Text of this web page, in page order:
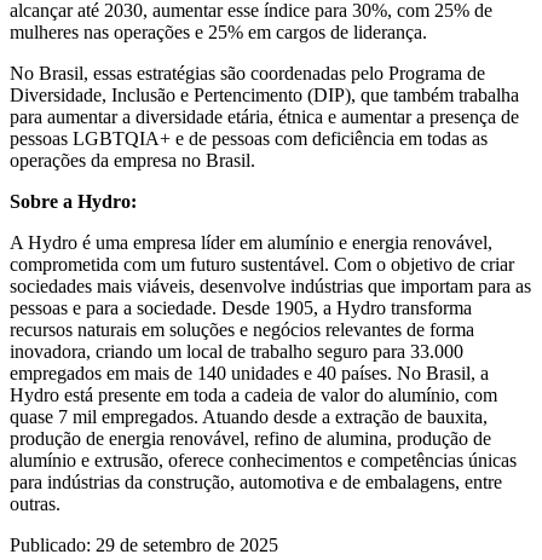
alcançar até 2030, aumentar esse índice para 30%, com 25% de
mulheres nas operações e 25% em cargos de liderança.
No Brasil, essas estratégias são coordenadas pelo Programa de
Diversidade, Inclusão e Pertencimento (DIP), que também trabalha
para aumentar a diversidade etária, étnica e aumentar a presença de
pessoas LGBTQIA+ e de pessoas com deficiência em todas as
operações da empresa no Brasil.
Sobre a Hydro:
A Hydro é uma empresa líder em alumínio e energia renovável,
comprometida com um futuro sustentável. Com o objetivo de criar
sociedades mais viáveis, desenvolve indústrias que importam para as
pessoas e para a sociedade. Desde 1905, a Hydro transforma
recursos naturais em soluções e negócios relevantes de forma
inovadora, criando um local de trabalho seguro para 33.000
empregados em mais de 140 unidades e 40 países. No Brasil, a
Hydro está presente em toda a cadeia de valor do alumínio, com
quase 7 mil empregados. Atuando desde a extração de bauxita,
produção de energia renovável, refino de alumina, produção de
alumínio e extrusão, oferece conhecimentos e competências únicas
para indústrias da construção, automotiva e de embalagens, entre
outras.
Publicado: 29 de setembro de 2025